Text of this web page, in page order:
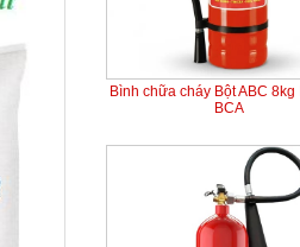
Bình chữa cháy Bột ABC
BCA